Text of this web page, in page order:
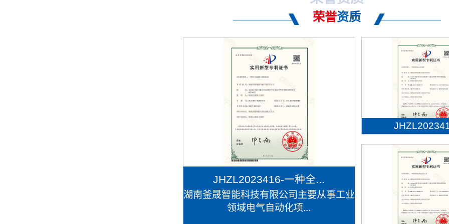
荣誉资质
JHZL2023416-一种全...
湖南釜晟智能科技有限公司主要从事工业
领域电气自动化项...